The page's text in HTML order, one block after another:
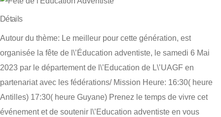
Détails
Autour du thème: Le meilleur pour cette génération, est
organisée la fête de l\’Éducation adventiste, le samedi 6 Mai
2023 par le département de l\’Education de L\’UAGF en
partenariat avec les fédérations/ Mission Heure: 16:30( heure
Antilles) 17:30( heure Guyane) Prenez le temps de vivre cet
événement et de soutenir l\’Education adventiste en vous